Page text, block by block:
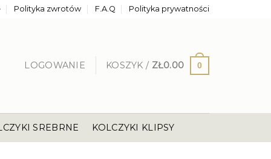
Polityka zwrotów F.A.Q Polityka prywatności
LOGOWANIE KOSZYK / ZŁ0.00 0
SREBRNE KOLCZYKI KLIPSY